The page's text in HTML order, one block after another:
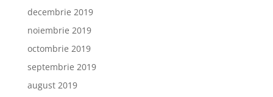
decembrie 2019
noiembrie 2019
octombrie 2019
septembrie 2019
august 2019